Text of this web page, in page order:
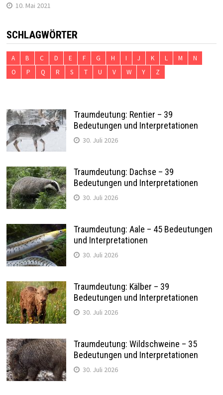
10. Mai 2021
SCHLAGWÖRTER
A B C D E F G H I J K L M
N
O
P Q R S T U V W Y Z
Traumdeutung: Rentier – 39
Bedeutungen und Interpretationen
30. Juli 2026
Traumdeutung: Dachse – 39
Bedeutungen und Interpretationen
30. Juli 2026
Traumdeutung: Aale – 45 Bedeutungen
und Interpretationen
30. Juli 2026
Traumdeutung: Kälber – 39
Bedeutungen und Interpretationen
30. Juli 2026
Traumdeutung: Wildschweine – 35
Bedeutungen und Interpretationen
30. Juli 2026